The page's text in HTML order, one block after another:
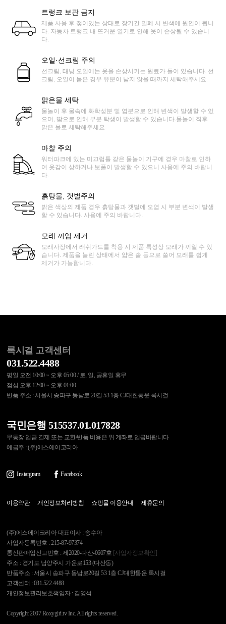
트렁크 보관 금지
제품 사용 후 젖어있는 상태로 장기간 밀폐 시 변색에 원인이 됩니
다. 자동차 트렁크 내 뜨거운 열기로 인해 옷이 손상될 수 있습니
다.
오일·선크림 주의
선크림, 태닝 오일에는 옷을 손상시키는 원료가 들어 있습니다. 선
크림, 오일이 묻은 경우 유분이 남지 않을 때까지 세탁해주세요.
맑은물 세탁
물놀이 후 물속에 화학성분 및 염분으로 인해 변색이 발생할 수 있
으며, 땀으로 인해 부분 탁생이 발생할 수 있습니다.물놀이 직후
맑은 물로 세탁해주세요.
마찰 주의
워터파크에 있는 미끄럼틀 같은 물놀이 기구에 경우 마찰로 인하
여 옷감이 상하거나 보풀이 발생할 수 있으니 사용에 주의 바랍니
다.
흙탕물, 갯벌주의
밝은 색상의 제품 경우 흙탕물과 갯벌에 오염 시 부분 변색이 발생
할 수 있습니다. 사용에 주의 바랍니다.
모래 끼임 제거
모래사장에서 래쉬가드를 착용 시 제품 특성상 모래가 끼일 수 있
습니다. 제품을 늘린 상태에서 얇은 솔 등으로 쓸어 모래를 쉽게
제거가 가능합니다.
록시걸 고객센터
031.522.4488
평일 오전 10:00 ~ 오후 05:00 / 토, 일, 공휴일 휴무
점심 오후 12:00 ~ 오후 01:00
반품 주소 : 서울시 송파구 동남로 20길 53 1층 CJ대한통운 록시걸
국민은행 515537.01.017828
무통장 입금 결제 또는 교환/반품 비용은 위 계좌로 입금바랍니다.
예금주 : (주)에스에이코리아
Instargram Facebook
이용약관 개인정보처리방침 쇼핑몰 이용안내 제휴문의
(주)에스에이코리아 대표이사 : 송수아
사업자등록번호 : 215-87-97374
통신판매업신고번호 : 제2020-다산-0607호 [사업자정보확인]
주소 : 경기도 남양주시 가운로153 (다산동)
반품주소 : 서울시 송파구 동남로20길 53 1층 CJ대한통운 록시걸
고객센터 : 031.522.4488
개인정보관리보호책임자 : 김영석
Copyright 2007 Roxygirl.tv Inc. All rights reserved.